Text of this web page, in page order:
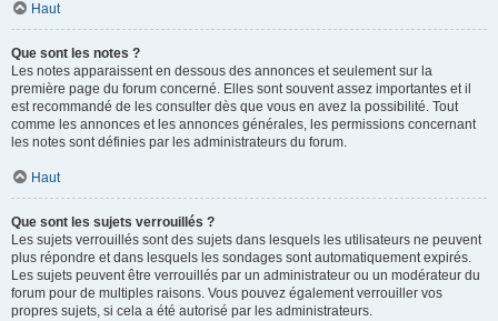
Haut
Que sont les notes ?
Les notes apparaissent en dessous des annonces et seulement sur la
première page du forum concerné. Elles sont souvent assez importantes et il
est recommandé de les consulter dès que vous en avez la possibilité. Tout
comme les annonces et les annonces générales, les permissions concernant
les notes sont définies par les administrateurs du forum.
Haut
Que sont les sujets verrouillés ?
Les sujets verrouillés sont des sujets dans lesquels les utilisateurs ne peuvent
plus répondre et dans lesquels les sondages sont automatiquement expirés.
Les sujets peuvent être verrouillés par un administrateur ou un modérateur du
forum pour de multiples raisons. Vous pouvez également verrouiller vos
propres sujets, si cela a été autorisé par les administrateurs.